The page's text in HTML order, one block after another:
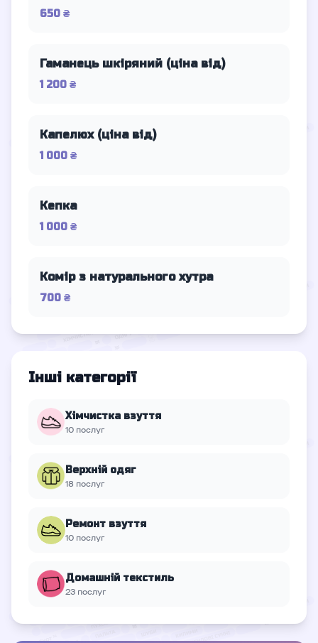
650 ₴
Гаманець шкіряний (ціна від)
1 200 ₴
Капелюх (ціна від)
1 000 ₴
Кепка
1 000 ₴
Комір з натурального хутра
700 ₴
Інші категорії
Хімчистка взуття
10 послуг
Верхній oдяг
18 послуг
Ремонт взуття
10 послуг
Домашній текстиль
23 послуг